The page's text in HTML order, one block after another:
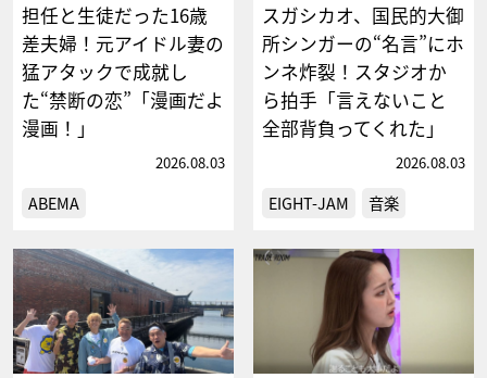
担任と生徒だった16歳
差夫婦！元アイドル妻の
猛アタックで成就し
た“禁断の恋”「漫画だよ
漫画！」
2026.08.03
ABEMA
スガシカオ、国民的大御
所シンガーの“名言”にホ
ンネ炸裂！スタジオか
ら拍手「言えないこと
全部背負ってくれた」
2026.08.03
EIGHT-JAM 音楽